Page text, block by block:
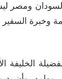
السودان
وخبرة